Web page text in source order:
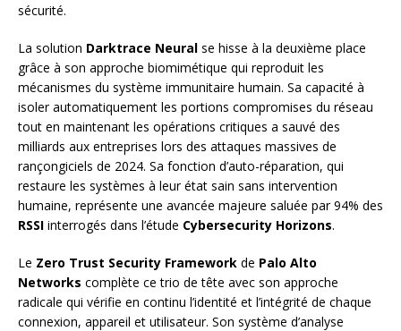
sécurité.
La solution Darktrace Neural se hisse à la deuxième place
grâce à son approche biomimétique qui reproduit les
mécanismes du système immunitaire humain. Sa capacité à
isoler automatiquement les portions compromises du réseau
tout en maintenant les opérations critiques a sauvé des
milliards aux entreprises lors des attaques massives de
rançongiciels de 2024. Sa fonction d’auto-réparation, qui
restaure les systèmes à leur état sain sans intervention
humaine, représente une avancée majeure saluée par 94% des
RSSI interrogés dans l’étude Cybersecurity Horizons.
Le Zero Trust Security Framework de Palo Alto
Networks complète ce trio de tête avec son approche
radicale qui vérifie en continu l’identité et l’intégrité de chaque
connexion, appareil et utilisateur. Son système d’analyse